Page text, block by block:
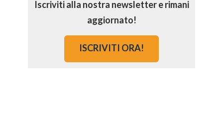
Iscriviti alla nostra newsletter e rimani
aggiornato!
ISCRIVITI ORA!